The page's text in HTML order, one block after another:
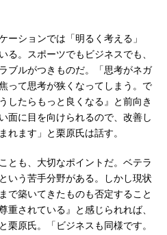
ションでは「明るく考える」
る。スポーツでもビジネスでも、
ブルがつきものだ。「思考がネガ
って思考が狭くなってしまう。で
したらもっと良くなる』と前向き
面に目を向けられるので、改善し
れます」と栗原氏は話す。
とも、大切なポイントだ。ベテラ
いう苦手分野がある。しかし現状
で築いてきたものも否定すること
重されている』と感じられれば、
栗原氏。「ビジネスも同様です。